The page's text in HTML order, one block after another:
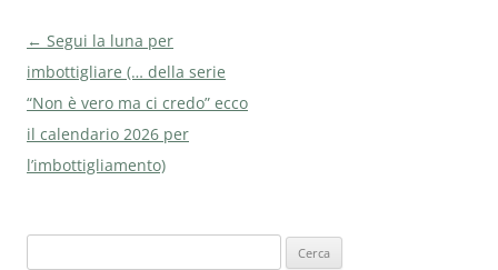
Navigazione
articolo
← Segui la luna per
imbottigliare (… della serie
“Non è vero ma ci credo” ecco
il calendario 2026 per
l’imbottigliamento)